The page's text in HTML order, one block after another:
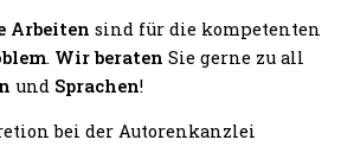
Arbeiten sind für die kompetenten
. Wir beraten Sie gerne zu all
und Sprachen!